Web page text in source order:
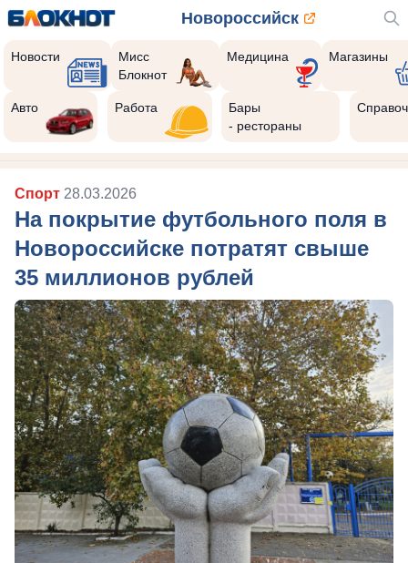
Новороссийск
Новости
Мисс
Блокнот
Медицина Магазины
Авто Работа
Бары
- рестораны
Спорт 28.03.2026
На покрытие футбольного поля в
Новороссийске потратят свыше
35 миллионов рублей